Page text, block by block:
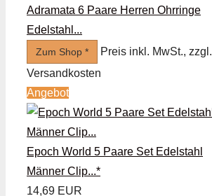
Adramata 6 Paare Herren Ohrringe
Edelstahl...
Zum Shop *
Preis inkl. MwSt., zzgl.
Versandkosten
Angebot
Epoch World 5 Paare Set Edelstahl
Männer Clip...*
14,69 EUR